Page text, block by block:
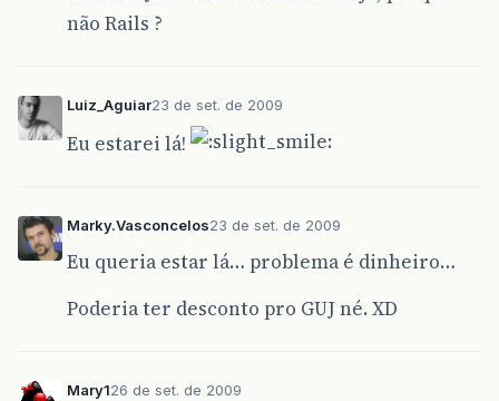
não Rails ?
Luiz_Aguiar23 de set. de 2009
Eu estarei lá!
Marky.Vasconcelos23 de set. de 2009
Eu queria estar lá… problema é dinheiro…
Poderia ter desconto pro GUJ né. XD
Mary126 de set. de 2009